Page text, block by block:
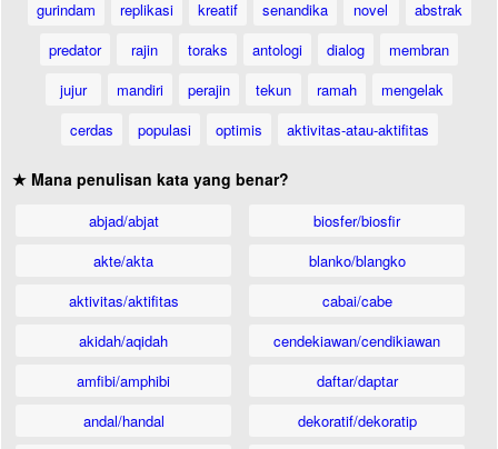
gurindam
replikasi kreatif senandika novel
abstrak
predator
rajin toraks antologi dialog
membran
jujur
mandiri perajin tekun ramah
mengelak
cerdas
populasi optimis aktivitas-atau-aktifitas
★ Mana penulisan kata yang benar?
abjad/abjat
akte/akta
aktivitas/aktifitas
akidah/aqidah
amfibi/amphibi
andal/handal
biosfer/biosfir
blanko/blangko
cabai/cabe
cendekiawan/cendikiawan
daftar/daptar
dekoratif/dekoratip